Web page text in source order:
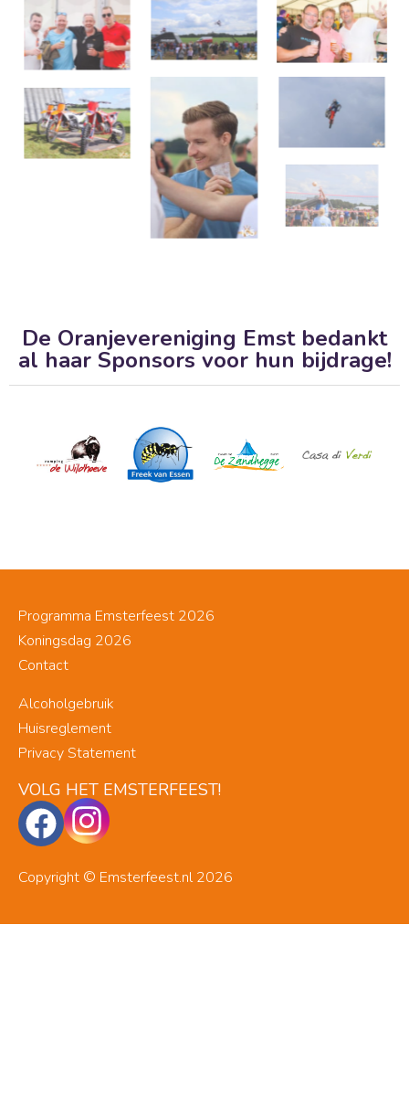
De Oranjevereniging Emst bedankt
al haar Sponsors voor hun bijdrage!
Programma Emsterfeest 2026
Koningsdag 2026
Contact
Alcoholgebruik
Huisreglement
Privacy Statement
VOLG HET EMSTERFEEST!
Copyright © Emsterfeest.nl 2026